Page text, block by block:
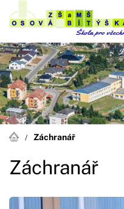
Záchranář
Záchranář